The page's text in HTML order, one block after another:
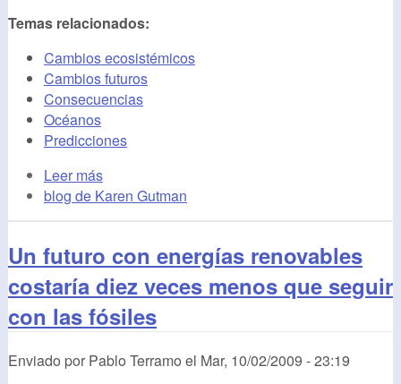
Temas relacionados:
Cambios ecosistémicos
Cambios futuros
Consecuencias
Océanos
Predicciones
Leer más
blog de Karen Gutman
Un futuro con energías renovables
costaría diez veces menos que seguir
con las fósiles
Enviado por Pablo Terramo el Mar, 10/02/2009 - 23:19